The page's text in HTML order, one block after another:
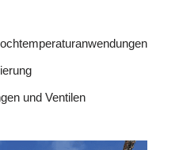
und Ventilen